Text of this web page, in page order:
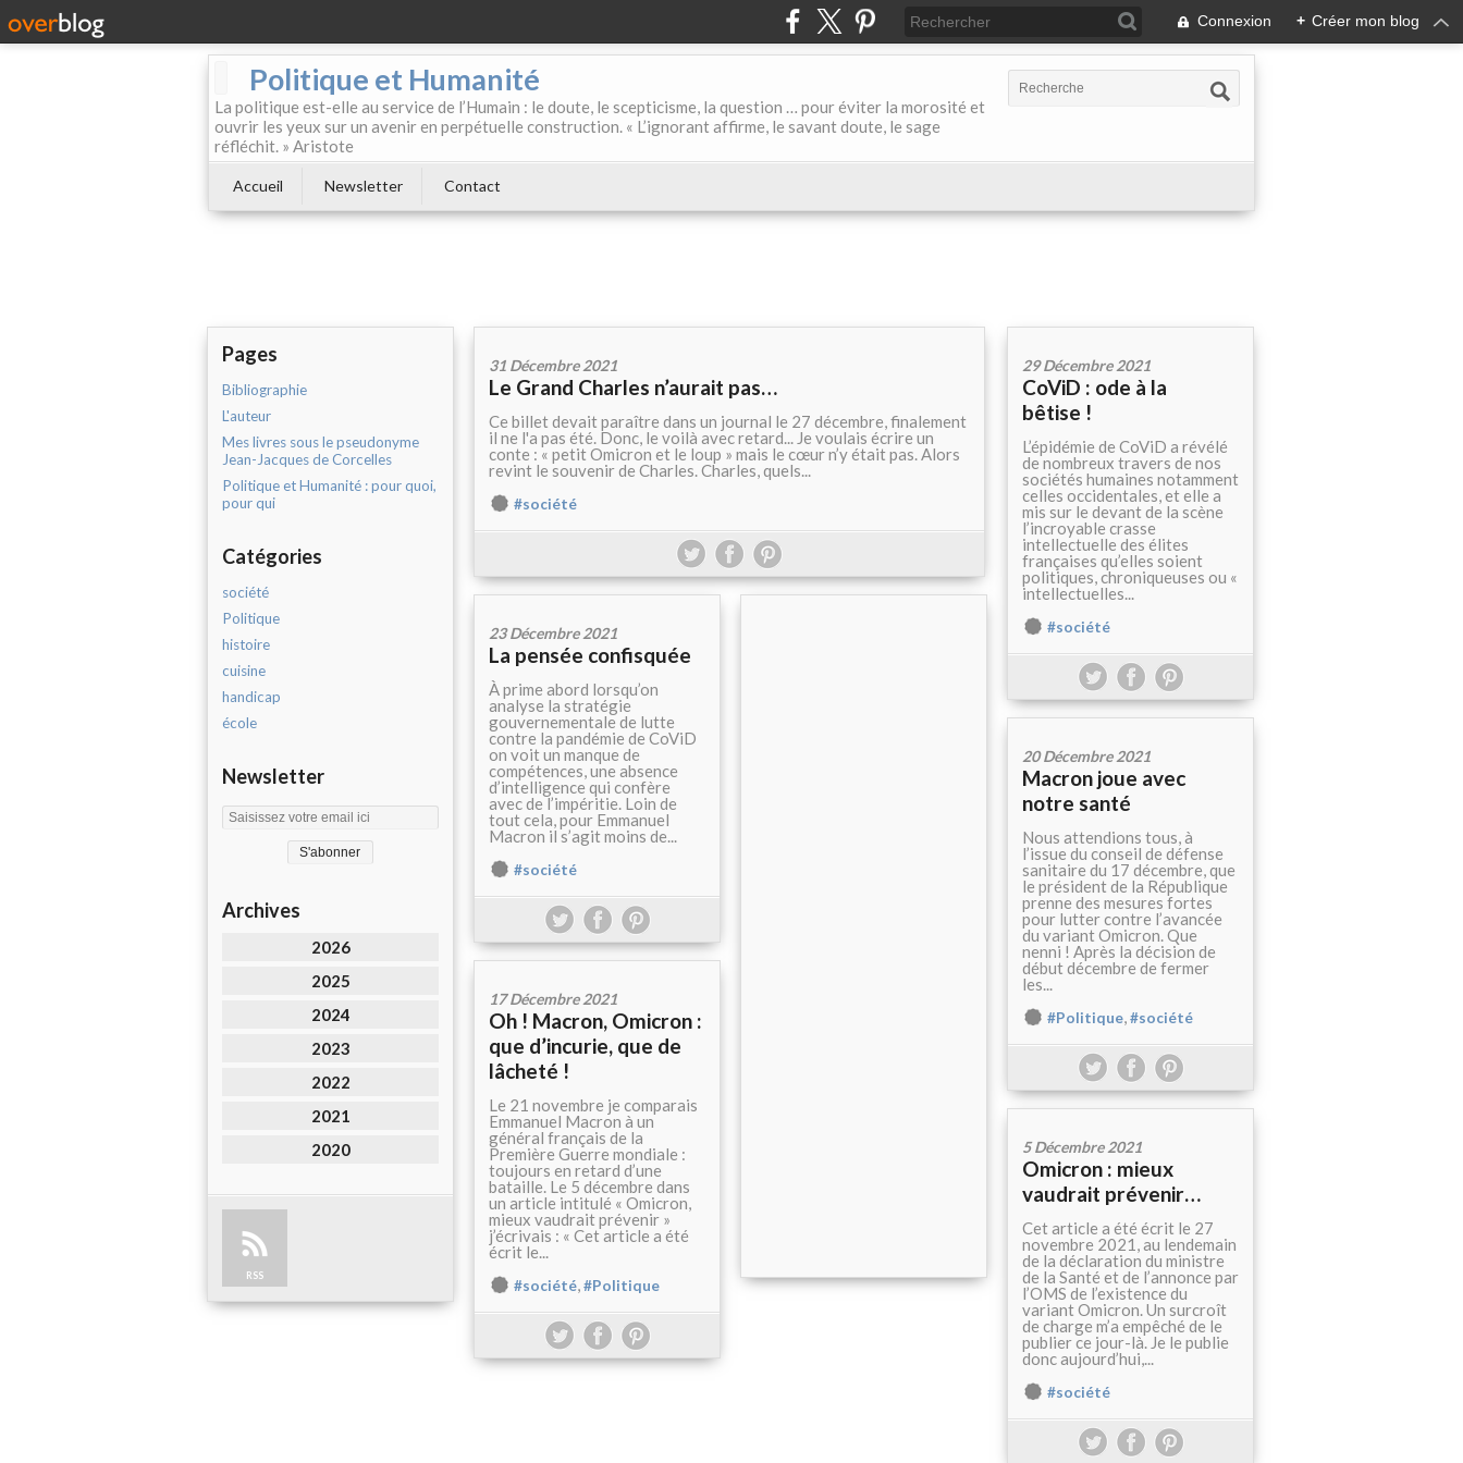
Connexion + Créer mon blog
Politique et Humanité
La politique est-elle au service de l’Humain : le doute, le scepticisme, la question … pour éviter la morosité et
ouvrir les yeux sur un avenir en perpétuelle construction. « L’ignorant affirme, le savant doute, le sage
réfléchit. » Aristote
Accueil Newsletter Contact
Pages
Bibliographie
L'auteur
Mes livres sous le pseudonyme
Jean-Jacques de Corcelles
Politique et Humanité : pour quoi,
pour qui
Catégories
société
Politique
histoire
cuisine
handicap
école
Newsletter
Archives
2026
2025
2024
2023
2022
2021
2020
RSS
31 Décembre 2021
Le Grand Charles n’aurait pas…
Ce billet devait paraître dans un journal le 27 décembre, finalement
il ne l'a pas été. Donc, le voilà avec retard... Je voulais écrire un
conte : « petit Omicron et le loup » mais le cœur n’y était pas. Alors
revint le souvenir de Charles. Charles, quels...
#société
29 Décembre 2021
CoViD : ode à la
bêtise !
L’épidémie de CoViD a révélé
de nombreux travers de nos
sociétés humaines notamment
celles occidentales, et elle a
mis sur le devant de la scène
l’incroyable crasse
intellectuelle des élites
françaises qu’elles soient
politiques, chroniqueuses ou «
intellectuelles...
#société
23 Décembre 2021
La pensée confisquée
À prime abord lorsqu’on
analyse la stratégie
gouvernementale de lutte
contre la pandémie de CoViD
on voit un manque de
compétences, une absence
d’intelligence qui confère
avec de l’impéritie. Loin de
tout cela, pour Emmanuel
Macron il s’agit moins de...
#société
20 Décembre 2021
Macron joue avec
notre santé
Nous attendions tous, à
l’issue du conseil de défense
sanitaire du 17 décembre, que
le président de la République
prenne des mesures fortes
pour lutter contre l’avancée
du variant Omicron. Que
nenni ! Après la décision de
début décembre de fermer
les...
#Politique,#société
17 Décembre 2021
Oh ! Macron, Omicron :
que d’incurie, que de
lâcheté !
Le 21 novembre je comparais
Emmanuel Macron à un
général français de la
Première Guerre mondiale :
toujours en retard d’une
bataille. Le 5 décembre dans
un article intitulé « Omicron,
mieux vaudrait prévenir »
j’écrivais : « Cet article a été
écrit le...
#société,#Politique
5 Décembre 2021
Omicron : mieux
vaudrait prévenir…
Cet article a été écrit le 27
novembre 2021, au lendemain
de la déclaration du ministre
de la Santé et de l’annonce par
l’OMS de l’existence du
variant Omicron. Un surcroît
de charge m’a empêché de le
publier ce jour-là. Je le publie
donc aujourd’hui,...
#société